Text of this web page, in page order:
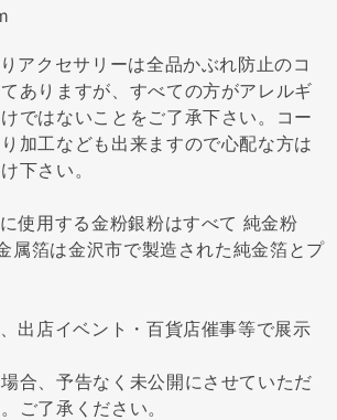
アクセサリーは全品かぶれ防止のコ
ありますが、すべての方がアレルギ
ではないことをご了承下さい。コー
加工なども出来ますので心配な方は
下さい。
使用する金粉銀粉はすべて 純金粉
属箔は金沢市で製造された純金箔とプ
出店イベント・百貨店催事等で展示
合、予告なく未公開にさせていただ
ご了承ください。